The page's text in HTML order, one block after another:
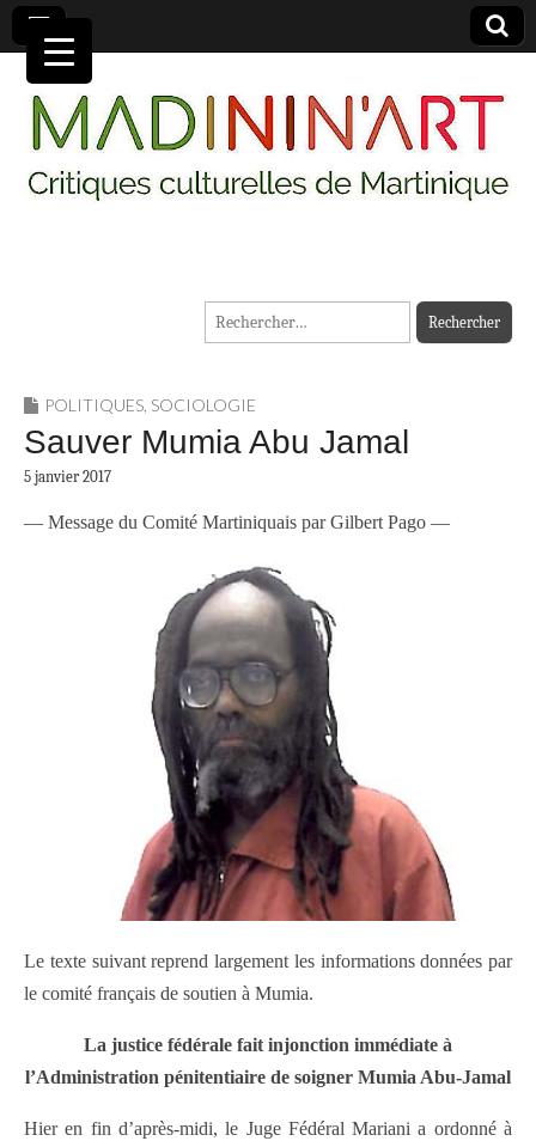
MADININ'ART
Rechercher :
POLITIQUES, SOCIOLOGIE
Sauver Mumia Abu Jamal
5 janvier 2017
— Message du Comité Martiniquais par Gilbert Pago —
Le texte suivant reprend largement les informations données par
le comité français de soutien à Mumia.
La justice fédérale fait injonction immédiate à
l’Administration pénitentiaire de soigner Mumia Abu-Jamal
Hier en fin d’après-midi, le Juge Fédéral Mariani a ordonné à